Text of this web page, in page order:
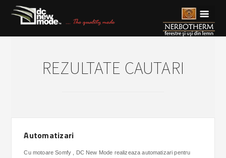
☰
REZULTATE CAUTARI
Automatizari
Cu motoare Somfy , DC New Mode realizeaza automatizari pentru